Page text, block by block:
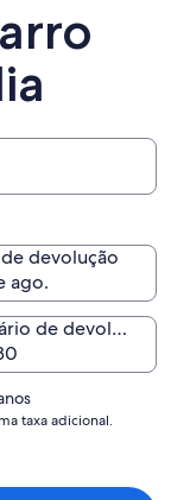
devolução
ago.
Horário de devolução
taxa adicional.